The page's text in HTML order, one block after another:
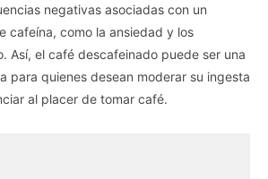
negativas asociadas con un
cafeína, como la ansiedad y los
Así, el café descafeinado puede ser una
para quienes desean moderar su ingesta
al placer de tomar café.